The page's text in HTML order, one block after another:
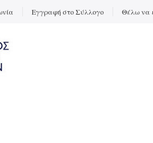
Εγγραφή στο Σύλλογο Θέλω να